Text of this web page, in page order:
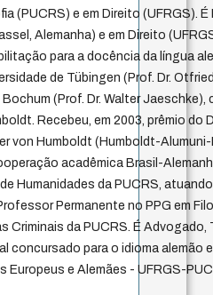
(PUCRS) e em Direito (UFRGS).
Alemanha) e em Direito
para a docência da língua
de Tübingen (Prof. Dr.
Bochum (Prof. Dr. Walter
Recebeu, em 2003, prêmio do
von Humboldt (Humboldt-
acadêmica Brasil-
Humanidades da PUCRS,
Permanente no PPG em
Criminais da PUCRS. É Advogado,
concursado para o idioma alemão
Europeus e Alemães - UFRGS-